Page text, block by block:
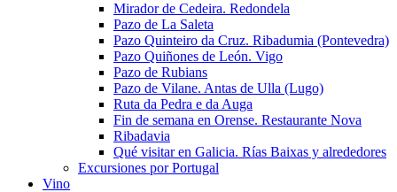
Mirador de Cedeira. Redondela
Pazo de La Saleta
Pazo Quinteiro da Cruz. Ribadumia (Pontevedra)
Pazo Quiñones de León. Vigo
Pazo de Rubians
Pazo de Vilane. Antas de Ulla (Lugo)
Ruta da Pedra e da Auga
Fin de semana en Orense. Restaurante Nova
Ribadavia
Qué visitar en Galicia. Rías Baixas y alrededores
Excursiones por Portugal
Vino